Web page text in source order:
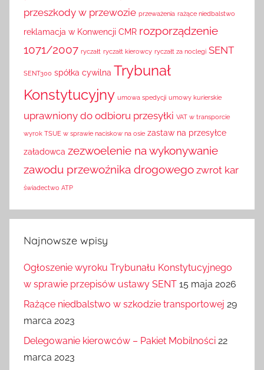
przeszkody w przewozie przeważenia rażące niedbalstwo
reklamacja w Konwencji CMR rozporządzenie
1071/2007 ryczałt ryczałt kierowcy ryczałt za noclegi SENT
SENT300 spółka cywilna Trybunał
Konstytucyjny umowa spedycji umowy kurierskie
uprawniony do odbioru przesyłki VAT w transporcie
wyrok TSUE w sprawie naciskow na osie zastaw na przesyłce
załadowca zezwoelenie na wykonywanie
zawodu przewoźnika drogowego zwrot kar
świadectwo ATP
Najnowsze wpisy
Ogłoszenie wyroku Trybunału Konstytucyjnego
w sprawie przepisów ustawy SENT 15 maja 2026
Rażące niedbalstwo w szkodzie transportowej 29
marca 2023
Delegowanie kierowców – Pakiet Mobilności 22
marca 2023